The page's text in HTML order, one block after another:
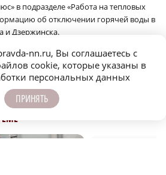
в подразделе «Работа на тепловых
об отключении горячей воды в
и Дзержинска.
Поделиться
В Госдуме разъяснили
nn.ru, Вы соглашаетесь с
cookie, которые указаны в
персональных данных
ПРИНЯТЬ